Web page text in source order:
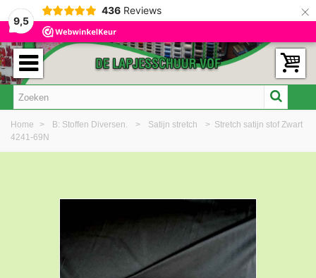
9,5
436 Reviews ×
Home > B: Stoffen Diversen. > Satijn stretch > Stretch satijn stof Zwart
4241-69N